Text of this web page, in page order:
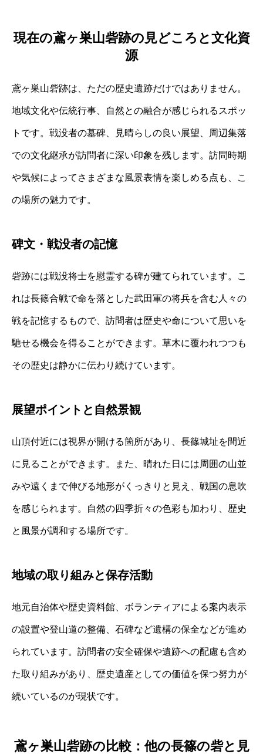
現在の鳶ヶ巣山砦跡の見どころと文化資
源
鳶ヶ巣山砦跡は、ただの歴史遺跡だけではありません。
地域文化や伝統行事、自然との融合が感じられるスポッ
トです。戦没者の墓碑、見晴らしの良い展望、周辺集落
での文化継承が訪問者に深い印象を残します。訪問時期
や気候によってさまざまな風景表情を楽しめる点も、こ
の場所の魅力です。
碑文・戦没者の記憶
砦跡には戦没将士を慰霊する碑が建てられています。こ
れは長篠合戦で命を落とした武田軍の将兵を含む人々の
戦を記憶するもので、訪問者は歴史や命について思いを
馳せる機会を得ることができます。草木に覆われつつも
その歴史は静かに伝わり続けています。
展望ポイントと自然景観
山頂付近には視界が開ける箇所があり、長篠城址を間近
に見ることができます。また、晴れた日には周囲の山並
みや遠くまで伸びる地形がくっきりと見え、戦国の息吹
を感じられます。自然の四季折々の色彩も加わり、歴史
と風景が調和する場所です。
地域の取り組みと保存活動
地元自治体や歴史資料館、ボランティアによる案内表示
の設置や登山道の整備、石碑など遺構の保全などが進め
られています。訪問者の安全確保や遺跡への配慮も含め
た取り組みがあり、歴史遺産としての価値を保つ努力が
続いているのが現状です。
鳶ヶ巣山砦跡の比較：他の長篠の砦と見